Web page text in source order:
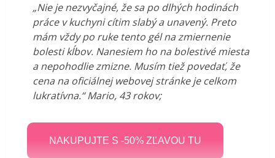
„Nie je nezvyčajné, že sa po dlhých hodinách
práce v kuchyni cítim slabý a unavený. Preto
mám vždy po ruke tento gél na zmiernenie
bolesti kĺbov. Nanesiem ho na bolestivé miesta
a nepohodlie zmizne. Musím tiež povedať, že
cena na oficiálnej webovej stránke je celkom
lukratívna.“ Mario, 43 rokov;
NAKUPUJTE S -50% ZĽAVOU TU